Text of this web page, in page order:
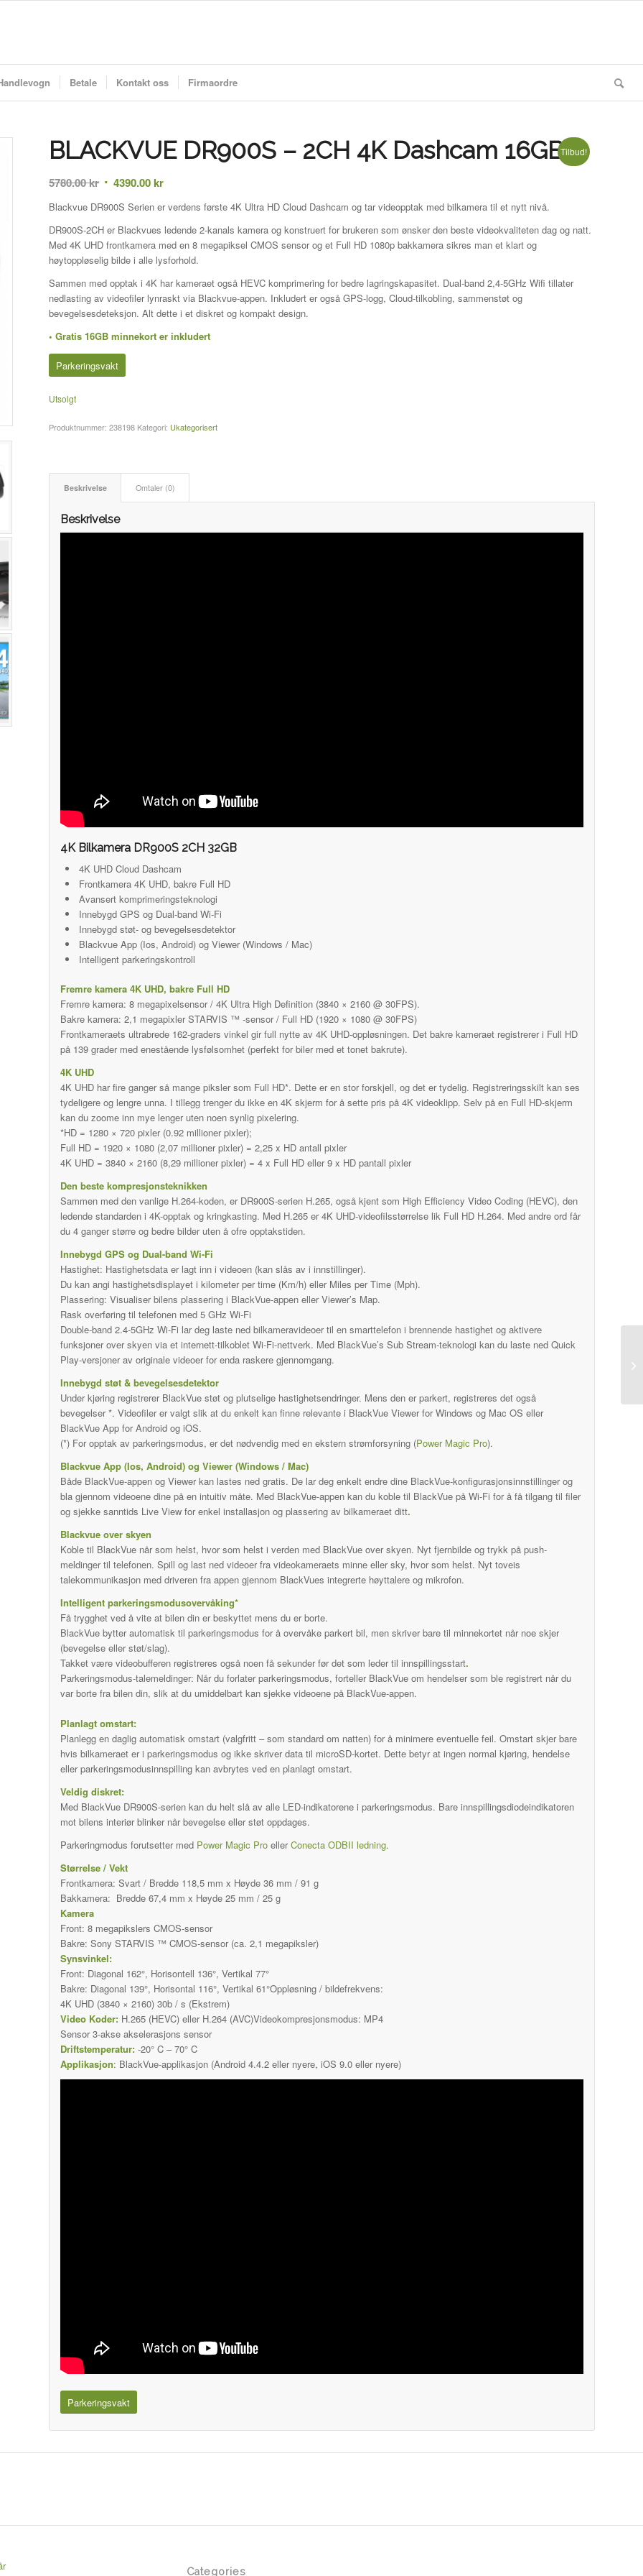
Betale Kontakt oss Firmaordre
Tilbud!
BLACKVUE DR900S – 2CH 4K Dashcam 16GB
5780.00kr Opprinnelig
5780.00 kr.
4390.00krNåværende
4390.00 kr.
Blackvue DR900S Serien er verdens første 4K Ultra HD Cloud Dashcam og tar videopptak med bilkamera til et nytt nivå.
DR900S-2CH er Blackvues ledende 2-kanals kamera og konstruert for brukeren som ønsker den beste videokvaliteten dag og natt.
Med 4K UHD frontkamera med en 8 megapiksel CMOS sensor og et Full HD 1080p bakkamera sikres man et klart og
høytoppløselig bilde i alle lysforhold.
Sammen med opptak i 4K har kameraet også HEVC komprimering for bedre lagringskapasitet. Dual-band 2,4-5GHz Wifi tillater
nedlasting av videofiler lynraskt via Blackvue-appen. Inkludert er også GPS-logg, Cloud-tilkobling, sammenstøt og
bevegelsesdeteksjon. Alt dette i et diskret og kompakt design.
• Gratis 16GB minnekort er inkludert
Parkeringsvakt
Utsolgt
Produktnummer:238198 Kategori: Ukategorisert
Beskrivelse Omtaler (0)
Beskrivelse
4K Bilkamera DR900S 2CH 32GB
4K UHD Cloud Dashcam
Frontkamera 4K UHD, bakre Full HD
Avansert komprimeringsteknologi
Innebygd GPS og Dual-band Wi-Fi
Innebygd støt- og bevegelsesdetektor
Blackvue App (Ios, Android) og Viewer (Windows / Mac)
Intelligent parkeringskontroll
Fremre kamera 4K UHD, bakre Full HD
Fremre kamera: 8 megapixelsensor / 4K Ultra High Definition (3840 × 2160 @ 30FPS).
Bakre kamera: 2,1 megapixler STARVIS ™ -sensor / Full HD (1920 × 1080 @ 30FPS)
Frontkameraets ultrabrede 162-graders vinkel gir full nytte av 4K UHD-oppløsningen. Det bakre kameraet registrerer i Full HD
på 139 grader med enestående lysfølsomhet (perfekt for biler med et tonet bakrute).
4K UHD
4K UHD har fire ganger så mange piksler som Full HD*. Dette er en stor forskjell, og det er tydelig. Registreringsskilt kan ses
tydeligere og lengre unna. I tillegg trenger du ikke en 4K skjerm for å sette pris på 4K videoklipp. Selv på en Full HD-skjerm
kan du zoome inn mye lenger uten noen synlig pixelering.
*HD = 1280 × 720 pixler (0.92 millioner pixler);
Full HD = 1920 × 1080 (2,07 millioner pixler) = 2,25 x HD antall pixler
4K UHD = 3840 × 2160 (8,29 millioner pixler) = 4 x Full HD eller 9 x HD pantall pixler
Den beste kompresjonsteknikken
Sammen med den vanlige H.264-koden, er DR900S-serien H.265, også kjent som High Efficiency Video Coding (HEVC), den
ledende standarden i 4K-opptak og kringkasting. Med H.265 er 4K UHD-videofilsstørrelse lik Full HD H.264. Med andre ord får
du 4 ganger større og bedre bilder uten å ofre opptakstiden.
Innebygd GPS og Dual-band Wi-Fi
Hastighet: Hastighetsdata er lagt inn i videoen (kan slås av i innstillinger).
Du kan angi hastighetsdisplayet i kilometer per time (Km/h) eller Miles per Time (Mph).
Plassering: Visualiser bilens plassering i BlackVue-appen eller Viewer’s Map.
Rask overføring til telefonen med 5 GHz Wi-Fi
Double-band 2.4-5GHz Wi-Fi lar deg laste ned bilkameravideoer til en smarttelefon i brennende hastighet og aktivere
funksjoner over skyen via et internett-tilkoblet Wi-Fi-nettverk. Med BlackVue’s Sub Stream-teknologi kan du laste ned Quick
Play-versjoner av originale videoer for enda raskere gjennomgang.
Innebygd støt & bevegelsesdetektor
Under kjøring registrerer BlackVue støt og plutselige hastighetsendringer. Mens den er parkert, registreres det også
bevegelser *. Videofiler er valgt slik at du enkelt kan finne relevante i BlackVue Viewer for Windows og Mac OS eller
BlackVue App for Android og iOS.
(*) For opptak av parkeringsmodus, er det nødvendig med en ekstern strømforsyning (Power Magic Pro).
Blackvue App (Ios, Android) og Viewer (Windows / Mac)
Både BlackVue-appen og Viewer kan lastes ned gratis. De lar deg enkelt endre dine BlackVue-konfigurasjonsinnstillinger og
bla gjennom videoene dine på en intuitiv måte. Med BlackVue-appen kan du koble til BlackVue på Wi-Fi for å få tilgang til filer
og sjekke sanntids Live View for enkel installasjon og plassering av bilkameraet ditt.
Blackvue over skyen
Koble til BlackVue når som helst, hvor som helst i verden med BlackVue over skyen. Nyt fjernbilde og trykk på push-
meldinger til telefonen. Spill og last ned videoer fra videokameraets minne eller sky, hvor som helst. Nyt toveis
talekommunikasjon med driveren fra appen gjennom BlackVues integrerte høyttalere og mikrofon.
Intelligent parkeringsmodusovervåking*
Få trygghet ved å vite at bilen din er beskyttet mens du er borte.
BlackVue bytter automatisk til parkeringsmodus for å overvåke parkert bil, men skriver bare til minnekortet når noe skjer
(bevegelse eller støt/slag).
Takket være videobufferen registreres også noen få sekunder før det som leder til innspillingsstart.
Parkeringsmodus-talemeldinger: Når du forlater parkeringsmodus, forteller BlackVue om hendelser som ble registrert når du
var borte fra bilen din, slik at du umiddelbart kan sjekke videoene på BlackVue-appen.
Planlagt omstart:
Planlegg en daglig automatisk omstart (valgfritt – som standard om natten) for å minimere eventuelle feil. Omstart skjer bare
hvis bilkameraet er i parkeringsmodus og ikke skriver data til microSD-kortet. Dette betyr at ingen normal kjøring, hendelse
eller parkeringsmodusinnspilling kan avbrytes ved en planlagt omstart.
Veldig diskret:
Med BlackVue DR900S-serien kan du helt slå av alle LED-indikatorene i parkeringsmodus. Bare innspillingsdiodeindikatoren
mot bilens interiør blinker når bevegelse eller støt oppdages.
Parkeringmodus forutsetter med Power Magic Pro ellerConecta ODBII ledning.
Størrelse / Vekt
Frontkamera: Svart / Bredde 118,5 mm x Høyde 36 mm / 91 g
Bakkamera: Bredde 67,4 mm x Høyde 25 mm / 25 g
Kamera
Front: 8 megapikslers CMOS-sensor
Bakre: Sony STARVIS ™ CMOS-sensor (ca. 2,1 megapiksler)
Synsvinkel:
Front: Diagonal 162°, Horisontell 136°, Vertikal 77°
Bakre: Diagonal 139°, Horisontal 116°, Vertikal 61°Oppløsning / bildefrekvens:
4K UHD (3840 × 2160) 30b / s (Ekstrem)
Video Koder: H.265 (HEVC) eller H.264 (AVC)Videokompresjonsmodus: MP4
Sensor 3-akse akselerasjons sensor
Driftstemperatur: -20° C – 70° C
Applikasjon: BlackVue-applikasjon (Android 4.4.2 eller nyere, iOS 9.0 eller nyere)
Parkeringsvakt
Categories